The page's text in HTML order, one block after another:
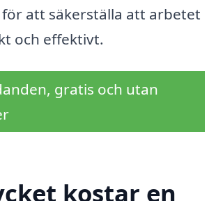
att säkerställa att arbetet
och effektivt.
gratis och utan
kostar en